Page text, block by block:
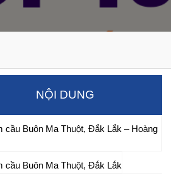
NỘI DUNG
cầu Buôn Ma Thuột, Đắk Lắk – Hoàng
cầu Buôn Ma Thuột, Đắk Lắk